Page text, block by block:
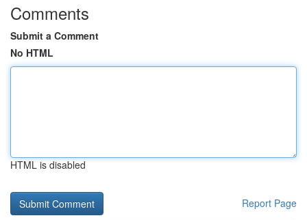
Comments
Submit a Comment
No HTML
HTML is disabled
Report Page